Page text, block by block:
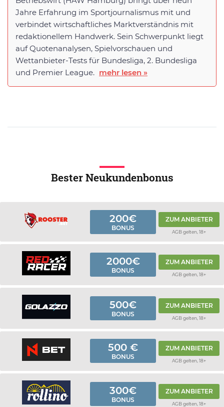
Jahre Erfahrung im Sportjournalismus mit und
verbindet wirtschaftliches Marktverständnis mit
redaktionellem Handwerk. Sein Schwerpunkt liegt
auf Quotenanalysen, Spielvorschauen und
Wettanbieter-Tests für Bundesliga, 2. Bundesliga
und Premier League. mehr lesen »
Bester Neukundenbonus
200€
BONUS
ZUM ANBIETER
AGB gelten, 18+
2000€
BONUS
ZUM ANBIETER
AGB gelten, 18+
500€
BONUS
ZUM ANBIETER
AGB gelten, 18+
500 €
BONUS
ZUM ANBIETER
AGB gelten, 18+
300€
BONUS
ZUM ANBIETER
AGB gelten, 18+